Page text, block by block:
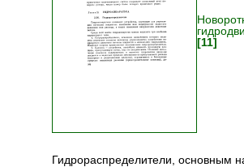
[11]
Гидрораспределители, основным